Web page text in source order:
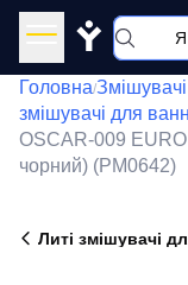
Y
Головна/
змішувачі для
OSCAR-009 EURO
чорний) (PM0642)
Литі змішувачі